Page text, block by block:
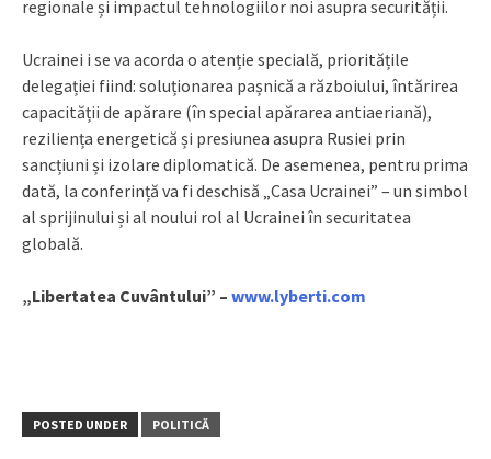
regionale și impactul tehnologiilor noi asupra securității.
Ucrainei i se va acorda o atenție specială, prioritățile
delegației fiind: soluționarea pașnică a războiului, întărirea
capacității de apărare (în special apărarea antiaeriană),
reziliența energetică și presiunea asupra Rusiei prin
sancțiuni și izolare diplomatică. De asemenea, pentru prima
dată, la conferință va fi deschisă „Casa Ucrainei” – un simbol
al sprijinului și al noului rol al Ucrainei în securitatea
globală.
„Libertatea Cuvântului” – www.lyberti.com
POSTED UNDER POLITICĂ